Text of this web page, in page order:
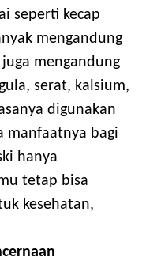
seperti kecap
mengandung
mengandung
serat, kalsium,
digunakan
manfaatnya bagi
hanya
tetap bisa
kesehatan,